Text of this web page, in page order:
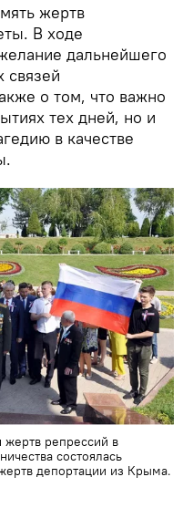
жертв
В ходе
дальнейшего
связей
о том, что важно
тех дней, но и
в качестве
репрессий в
состоялась
депортации из Крыма.